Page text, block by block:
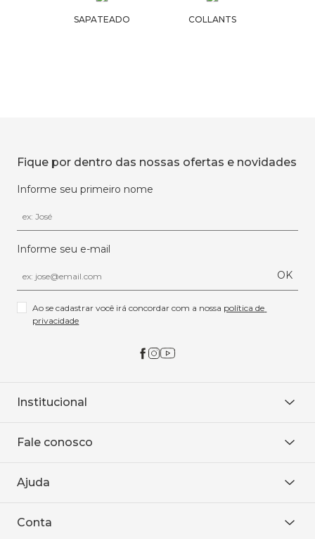
SAPATEADO COLLANTS
Fique por dentro das nossas ofertas e novidades
Informe seu primeiro nome
Informe seu e-mail
OK
Ao se cadastrar você irá concordar com a nossa política de
privacidade
Institucional
Onde encontrar
Baixe o APP
Fale conosco
WhatsApp
Ajuda
Política de entrega
Conta